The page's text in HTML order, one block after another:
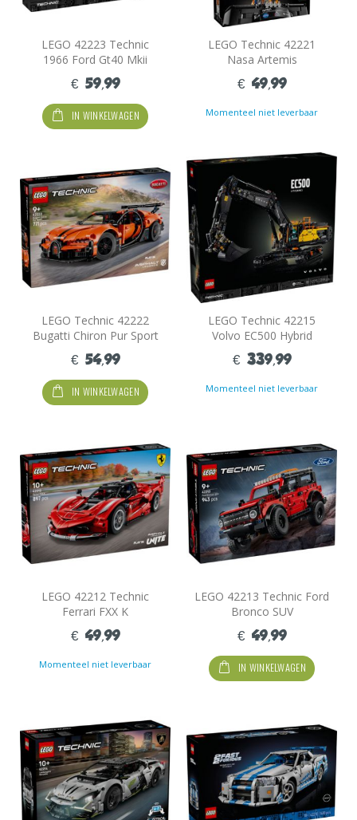
LEGO 42223 Technic
1966 Ford Gt40 Mkii
Racewagen
€ 59,99
IN WINKELWAGEN
LEGO Technic 42221
Nasa Artemis
Ruimteraket
€ 49,99
Momenteel niet leverbaar
LEGO Technic 42222
Bugatti Chiron Pur Sport
Hypercar
€ 54,99
IN WINKELWAGEN
LEGO Technic 42215
Volvo EC500 Hybrid
Graafmachine
€ 339,99
Momenteel niet leverbaar
LEGO 42212 Technic
Ferrari FXX K
€ 49,99
Momenteel niet leverbaar
LEGO 42213 Technic Ford
Bronco SUV
€ 49,99
IN WINKELWAGEN